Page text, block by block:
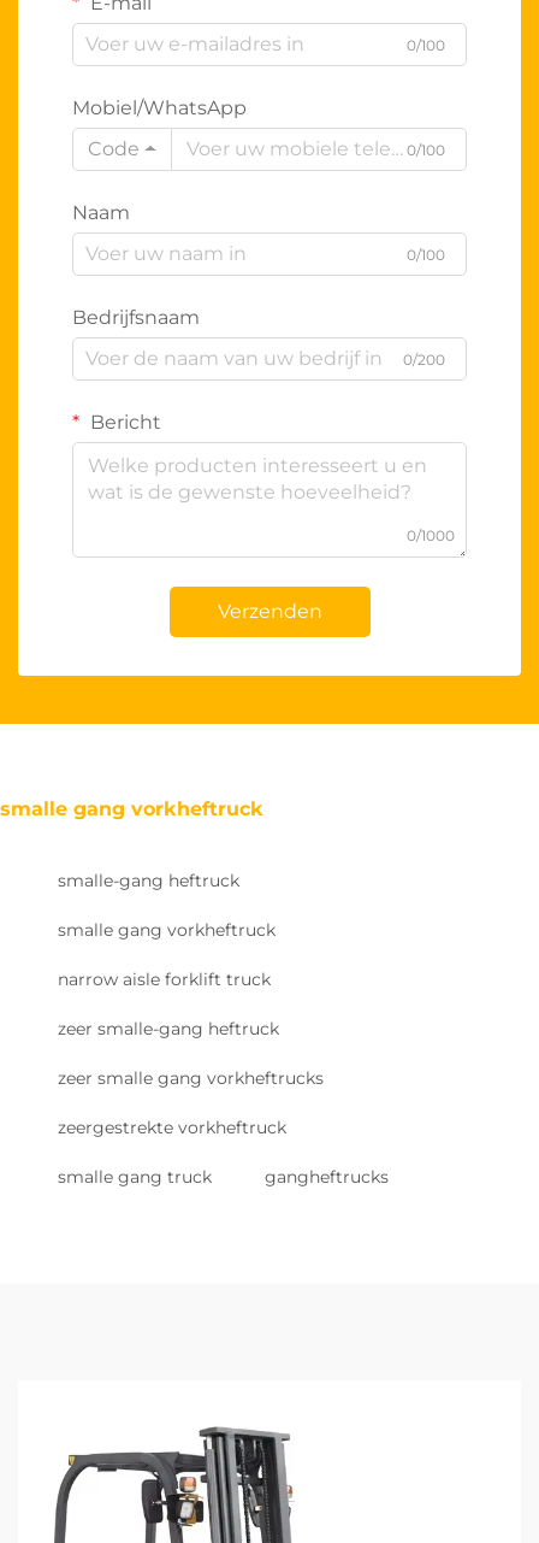
0/100
Mobiel/WhatsApp
Code
0/100
Naam
0/100
Bedrijfsnaam
0/200
Bericht
0/1000
Verzenden
smalle gang vorkheftruck
smalle-gang heftruck
smalle gang vorkheftruck
narrow aisle forklift truck
zeer smalle-gang heftruck
zeer smalle gang vorkheftrucks
zeergestrekte vorkheftruck
smalle gang truck gangheftrucks